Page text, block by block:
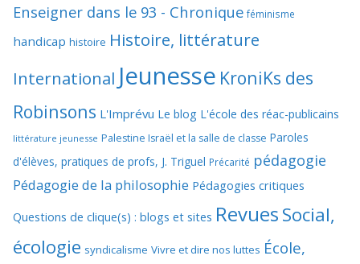
Enseigner dans le 93 - Chronique féminisme
handicap histoire Histoire, littérature
International Jeunesse KroniKs des
Robinsons L'Imprévu Le blog L'école des réac-publicains
littérature jeunesse Palestine Israël et la salle de classe Paroles
d'élèves, pratiques de profs, J. Triguel Précarité pédagogie
Pédagogie de la philosophie Pédagogies critiques
Questions de clique(s) : blogs et sites RevuesSocial,
écologie syndicalisme Vivre et dire nos luttes École,